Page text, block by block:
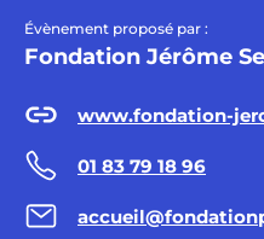
Évènement proposé par :
Fondation Jérôme
www.fondation-
01 83 79 18 96